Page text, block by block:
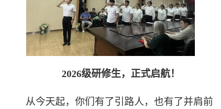
2026级研修生，正式启航！
从今天起，你们有了引路人，也有了并肩前